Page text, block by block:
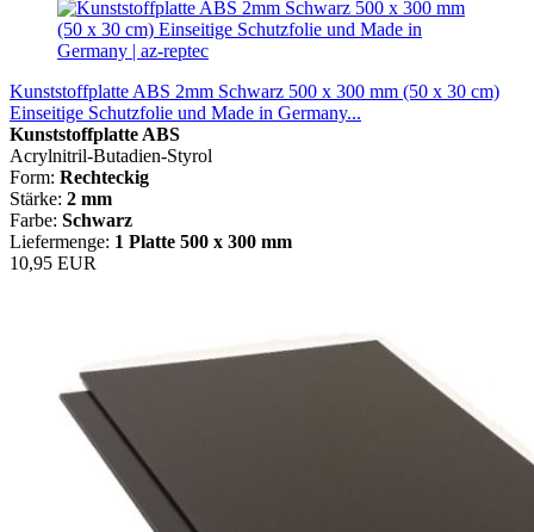
Kunststoffplatte ABS 2mm Schwarz 500 x 300 mm (50 x 30 cm)
Einseitige Schutzfolie und Made in Germany...
Kunststoffplatte ABS
Acrylnitril-Butadien-Styrol
Form: Rechteckig
Stärke: 2 mm
Farbe: Schwarz
Liefermenge: 1 Platte 500 x 300 mm
10,95 EUR